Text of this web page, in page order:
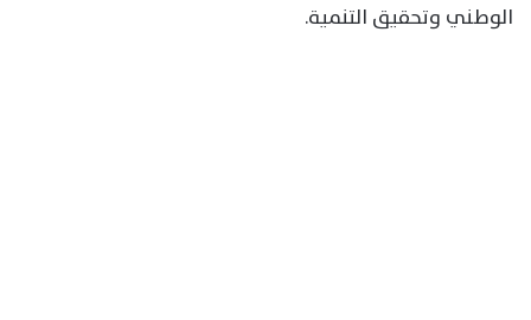
الوطني وتحقيق التنمية.